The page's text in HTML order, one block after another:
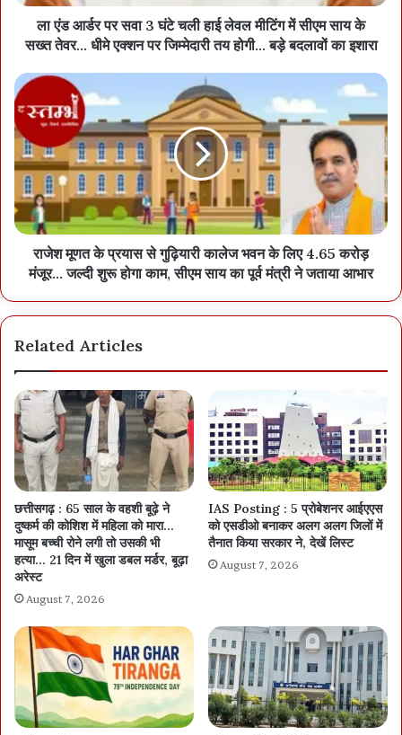
थीं। इसी साल कुछ माह पहले एक और कारोबारी पर अग्रसेन चौक के आसपास
गोली चलने से ठीक पहले रायपुर पुलिस ने तीन शूटरों को दबोचकर वारदात को
टाला था। इसके बाद रायपुर के ही पीआरए कंस्ट्रक्शन पर गोली चली थी। तीनों ही
मामलों में अमन साव और लारेंस गैंग के अधिकांश आरोपी शूटरों को पुलिस पुलिस
पिछले तीन माह में गिरफ्तार कर जेल भेज चुकी है। चौथा मामला कोरबा के एक
कारोबारी के यहां गोली चलने का है, जिसमें एक कर्मचारी को पैर में गोली लगी थी।
बहरहाल, रायपुर पुलिस शनिवार को अमन साव को कड़ी सुरक्षा में कोर्ट में पेश
करेगी। इस दौरान कचहरी में भी सुरक्षा के बड़े इंतजाम किए जा रहे हैं।
ला एंड आर्डर पर सवा 3 घंटे चली हाई लेवल मीटिंग में सीएम साय के
सख्त तेवर... धीमे एक्शन पर जिम्मेदारी तय होगी... बड़े बदलावों का इशारा
राजेश मूणत के प्रयास से गुढ़ियारी कालेज भवन के लिए 4.65 करोड़
मंजूर... जल्दी शुरू होगा काम, सीएम साय का पूर्व मंत्री ने जताया आभार
Related Articles
छत्तीसगढ़ : 65 साल के वहशी बूढ़े ने
दुष्कर्म की कोशिश में महिला को मारा…
मासूम बच्ची रोने लगी तो उसकी भी
हत्या… 21 दिन में खुला डबल मर्डर, बूढ़ा
अरेस्ट
August 7, 2026
IAS Posting : 5 प्रोबेशनर आईएएस
को एसडीओ बनाकर अलग अलग जिलों में
तैनात किया सरकार ने, देखें लिस्ट
August 7, 2026